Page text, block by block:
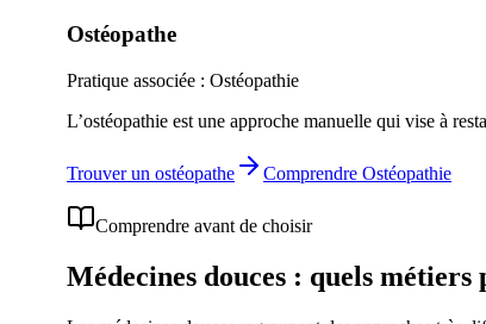
Ostéopathe
Pratique associée : Ostéopathie
L’ostéopathie est une approche manuelle qui vise à
Trouver un ostéopathe Comprendre Ostéopathie
Comprendre avant de choisir
Médecines douces : quels